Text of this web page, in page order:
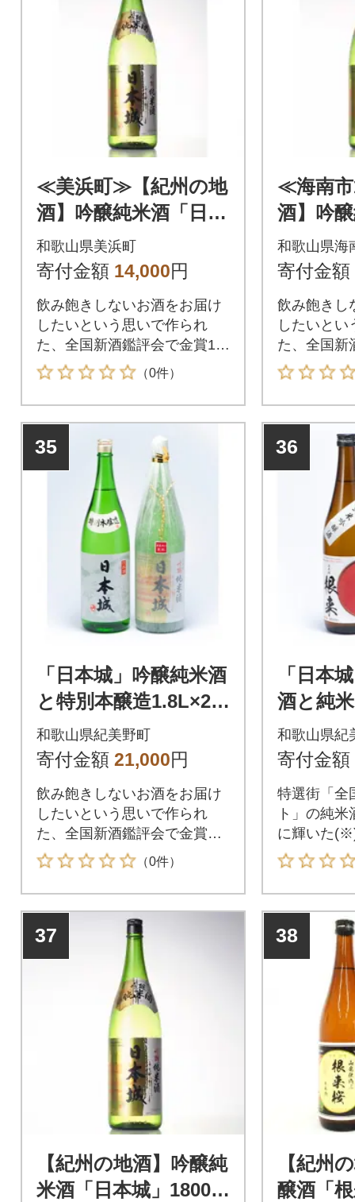
≪美浜町≫【紀州の地
酒】吟醸純米酒「日本
城」1.8L
和歌山県美浜町
寄付金額 14,000円
飲み飽きしないお酒をお届け
したいという思いで作られ
た、全国新酒鑑評会で金賞11
度受賞の日本城ライナップ
（0件）
≪海南
酒】吟
城」1.8L
和歌山県海
寄付金額
飲み飽きし
したいとい
た、全国新
度受賞の日
35
「日本城」吟醸純米酒
と特別本醸造1.8L×2種
セット(紀美野町)
和歌山県紀美野町
寄付金額 21,000円
飲み飽きしないお酒をお届け
したいという思いで作られ
た、全国新酒鑑評会で金賞を1
1度受賞したお酒です。
（0件）
36
「日本
酒と純
来」
ット (紀
和歌山県紀
寄付金額
特選街「全
ト」の純
に輝いた
べセット
37
【紀州の地酒】吟醸純
米酒「日本城」1800m
38
【紀州
醸酒「